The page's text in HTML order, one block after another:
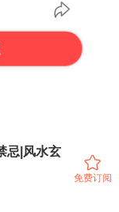
忌|风水玄
免费订阅